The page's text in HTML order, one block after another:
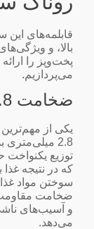
قابلمه‌های
بالا، و
پخت‌وپز را
می‌پردازیم.
ضخامت 2.8 میلی‌ متری بدنه
یکی از
2.8
توزیع
که در نتیجه
سوختن مواد
ضخامت مقاومت
و آسیب‌های
می‌دهد.